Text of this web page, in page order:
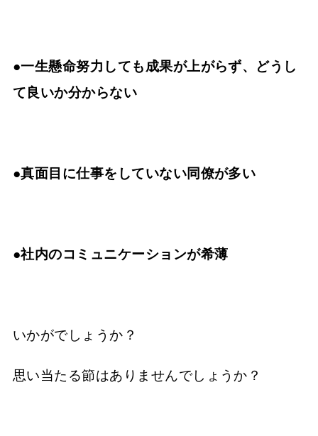
●一生懸命努力しても成果が上がらず、どうし
て良いか分からない
●真面目に仕事をしていない同僚が多い
●社内のコミュニケーションが希薄
いかがでしょうか？
思い当たる節はありませんでしょうか？